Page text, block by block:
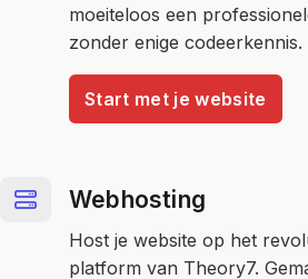
moeiteloos een
zonder enige codeerkennis.
Start met je website
Webhosting
Host je website op het
platform van Theory7.